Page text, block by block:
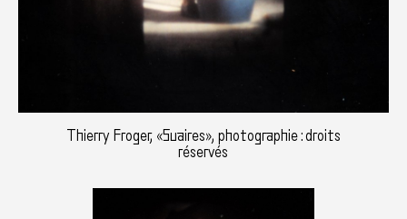
Thierry Froger, «Suaires», photographie : droits
réservés